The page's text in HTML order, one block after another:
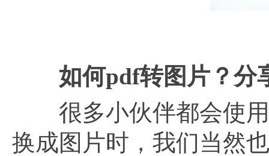
如何pdf转图片？分
很多小伙伴都会使用
换成图片时，我们当然